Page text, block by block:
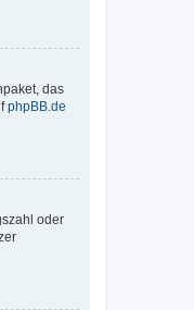
das
phpBB.de
oder